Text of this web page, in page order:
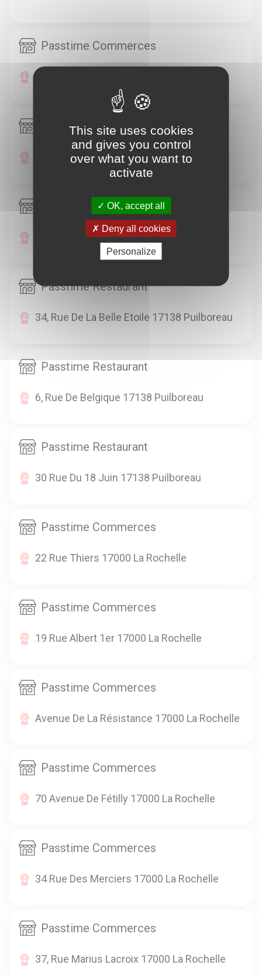
Passtime Commerces
Passtime Commerces
6 Rue De Belgique 17138 Puilboreau
Passtime Commerces
Rue Du 18 Juin 17138 Puilboreau
Passtime Restaurant
34, Rue De La Belle Etoile 17138 Puilboreau
Passtime Restaurant
6, Rue De Belgique 17138 Puilboreau
Passtime Restaurant
30 Rue Du 18 Juin 17138 Puilboreau
Passtime Commerces
22 Rue Thiers 17000 La Rochelle
Passtime Commerces
19 Rue Albert 1er 17000 La Rochelle
Passtime Commerces
Avenue De La Résistance 17000 La Rochelle
Passtime Commerces
70 Avenue De Fétilly 17000 La Rochelle
Passtime Commerces
34 Rue Des Merciers 17000 La Rochelle
Passtime Commerces
37, Rue Marius Lacroix 17000 La Rochelle
This site uses cookies
and gives you control
over what you want to
activate
OK, accept all
Deny all cookies
Personalize